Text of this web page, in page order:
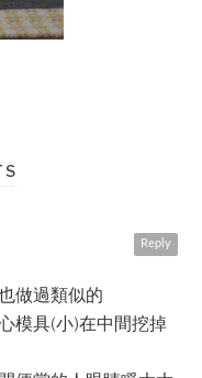
Reply
做過類似的
模具(小)在中間挖掉